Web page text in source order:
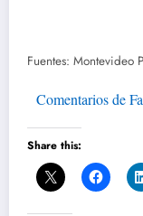
Fuentes: Montevideo
Comentarios de
Share this: